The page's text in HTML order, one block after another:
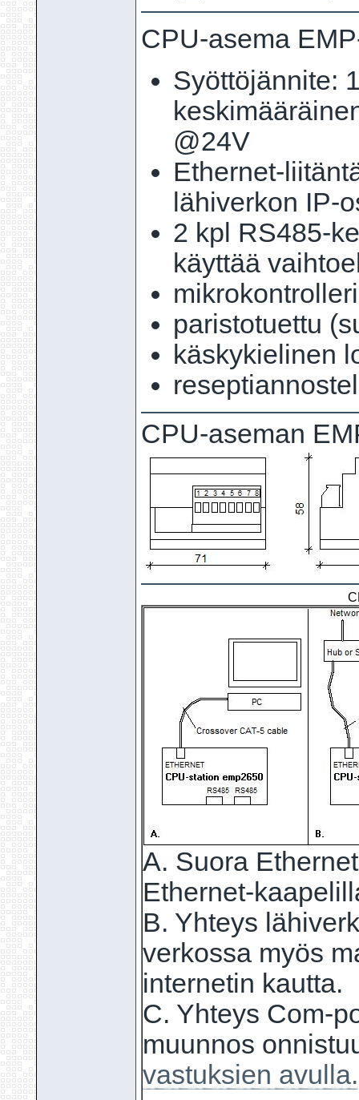
CPU-asema
Syöttöjännite:
@24V
Ethernet-
lähiverkon IP-
2 kpl RS485-
käyttää
paristotuettu
käskykielinen
CPU-aseman
A. Suora
Ethernet-
B. Yhteys
verkossa myös
internetin kautta.
C. Yhteys Com-
muunnos
vastuksien avulla.